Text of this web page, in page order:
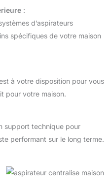
:
d’aspirateurs
spécifiques de votre maison
à votre disposition pour vous
pour votre maison.
support technique pour
performant sur le long terme.